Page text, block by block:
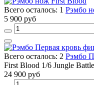
Всего осталось: 1 Рэмбо
5 900 руб
Всего осталось: 2 Рэмбо
First Blood 1/6 Jungle
24 900 руб